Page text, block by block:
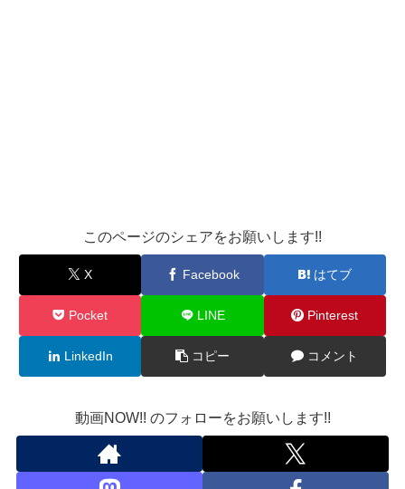
このページのシェアをお願いします!!
X Facebook はてブ
Pocket LINE Pinterest
LinkedIn コピー コメント
動画NOW!! のフォローをお願いします!!